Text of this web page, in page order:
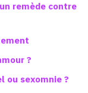
remède contre
?
ou sexomnie ?